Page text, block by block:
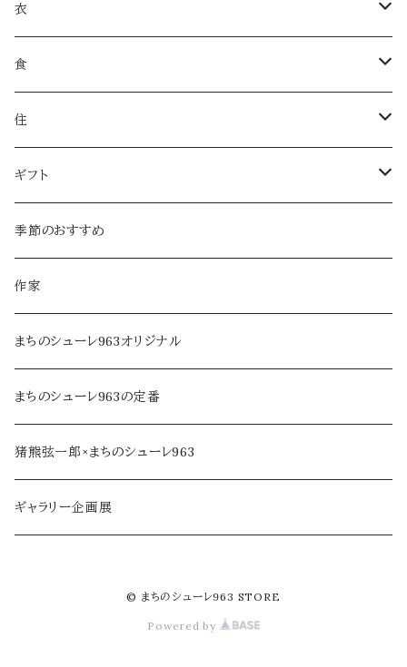
衣
衣類
服飾雑貨
服飾小物／その他
食
菓子
飲みもの
麺類・麺
調味料・オイル
乾物・だし
ジャム・加工品
soe farm
住
日用品
本・音楽
家具・インテリア
アロマ・フレグランス
民芸品・手仕事
ギフト
ラッピング
季節のおすすめ
作家
まちのシューレ963オリジナル
まちのシューレ963の定番
猪熊弦一郎×まちのシューレ963
ギャラリー企画展
© まちのシューレ963 STORE
Powered by